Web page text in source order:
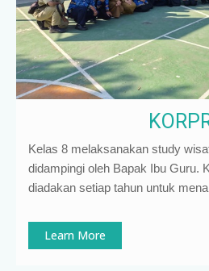
Kelas 8 melaksanakan study
didampingi oleh Bapak Ibu Guru.
diadakan setiap tahun untuk
Learn More